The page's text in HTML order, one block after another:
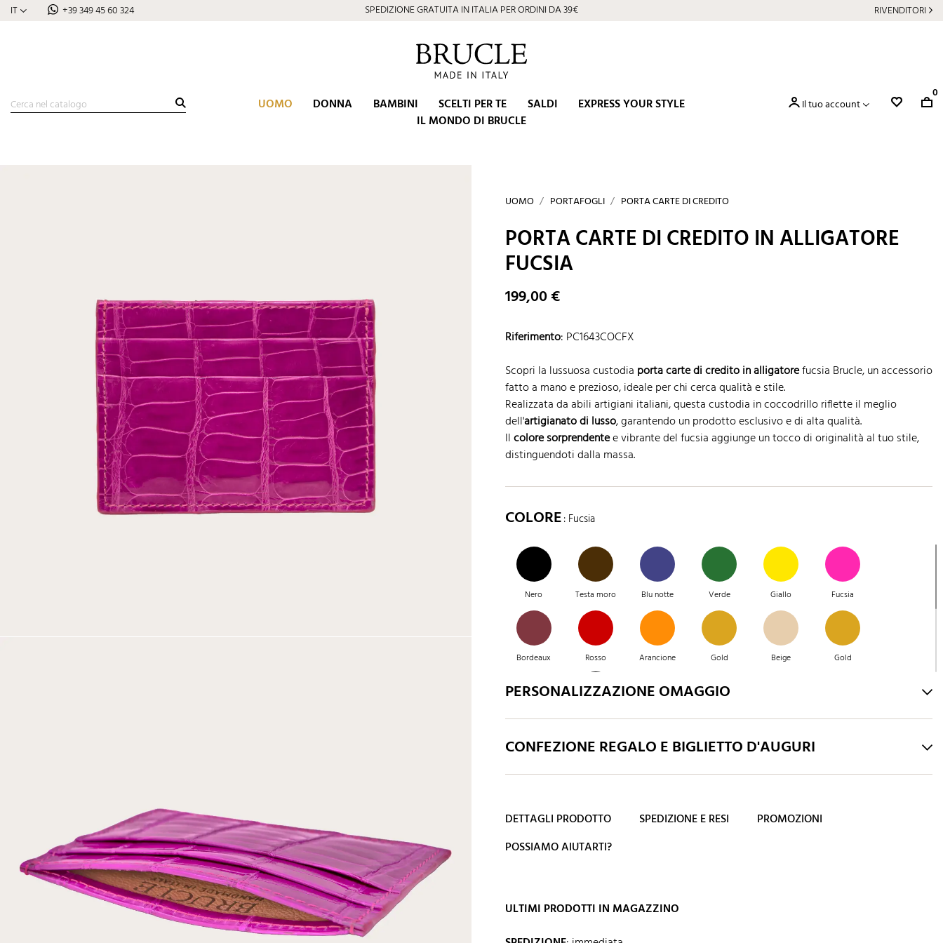
IT +39 349 45 60 324 SPEDIZIONE GRATUITA IN ITALIA PER ORDINI DA 39€ RIVENDITORI
UOMO DONNA BAMBINI SCELTI PER TE SALDI
EXPRESS YOUR STYLE
IL MONDO DI BRUCLE
Il tuo account
0
UOMO PORTAFOGLI PORTA CARTE DI CREDITO
PORTA CARTE DI CREDITO IN ALLIGATORE
FUCSIA
199,00 €
Riferimento: PC1643COCFX
Scopri la lussuosa custodia porta carte di credito in alligatorefucsia Brucle, un accessorio
fatto a mano e prezioso, ideale per chi cerca qualità e stile.
Realizzata da abili artigiani italiani, questa custodia in coccodrillo riflette il meglio
dell'artigianato di lusso, garantendo un prodotto esclusivo e di alta qualità.
Ilcolore sorprendentee vibrante del fucsia aggiunge un tocco di originalità al tuo stile,
distinguendoti dalla massa.
COLORE: Fucsia
Nero Testa moro Blu notte Verde Giallo Fucsia
Bordeaux Rosso Arancione Gold Beige Gold
Rosso lucido Fucsia Verde Blu caraibi Blu notte Rosa
PERSONALIZZAZIONE OMAGGIO
CONFEZIONE REGALO E BIGLIETTO D'AUGURI
DETTAGLI PRODOTTO SPEDIZIONE E RESI
PROMOZIONI
POSSIAMO AIUTARTI?
ULTIMI PRODOTTI IN MAGAZZINO